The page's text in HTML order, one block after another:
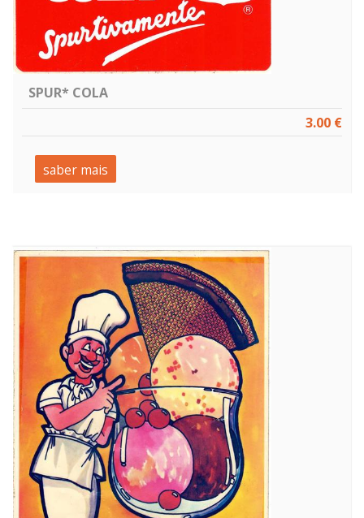
SPUR* COLA
3.00 €
saber mais